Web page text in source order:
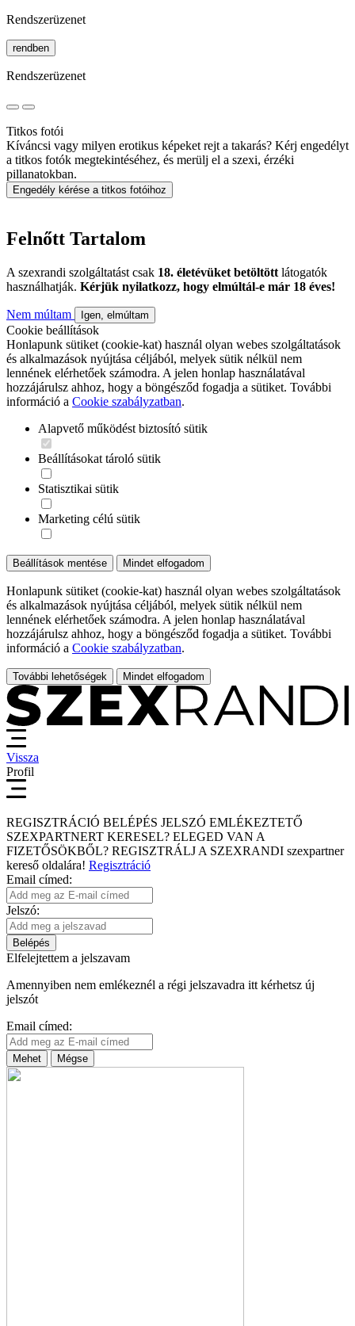
Rendszerüzenet
rendben
Rendszerüzenet
Titkos fotói
Kíváncsi vagy milyen erotikus képeket rejt a takarás? Kérj engedélyt
a titkos fotók megtekintéséhez, és merülj el a szexi, érzéki
pillanatokban.
Engedély kérése a titkos fotóihoz
Felnőtt Tartalom
A szexrandi szolgáltatást csak 18. életévüket betöltött látogatók
használhatják. Kérjük nyilatkozz, hogy elmúltál-e már 18 éves!
Nem múltam Igen, elmúltam
Cookie beállítások
Honlapunk sütiket (cookie-kat) használ olyan webes szolgáltatások
és alkalmazások nyújtása céljából, melyek sütik nélkül nem
lennének elérhetőek számodra. A jelen honlap használatával
hozzájárulsz ahhoz, hogy a böngésződ fogadja a sütiket. További
információ a Cookie szabályzatban.
Alapvető működést biztosító sütik
Beállításokat tároló sütik
Statisztikai sütik
Marketing célú sütik
Beállítások mentése Mindet elfogadom
Honlapunk sütiket (cookie-kat) használ olyan webes szolgáltatások
és alkalmazások nyújtása céljából, melyek sütik nélkül nem
lennének elérhetőek számodra. A jelen honlap használatával
hozzájárulsz ahhoz, hogy a böngésződ fogadja a sütiket. További
információ a Cookie szabályzatban.
További lehetőségek Mindet elfogadom
Vissza
Profil
REGISZTRÁCIÓ BELÉPÉS JELSZÓ EMLÉKEZTETŐ
SZEXPARTNERT KERESEL? ELEGED VAN A
FIZETŐSÖKBŐL? REGISZTRÁLJ A SZEXRANDI szexpartner
kereső oldalára! Regisztráció
Email címed:
Jelszó:
Belépés
Elfelejtettem a jelszavam
Amennyiben nem emlékeznél a régi jelszavadra itt kérhetsz új
jelszót
Email címed:
Mehet Mégse